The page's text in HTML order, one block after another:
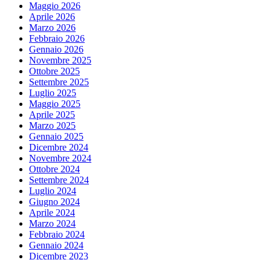
Maggio 2026
Aprile 2026
Marzo 2026
Febbraio 2026
Gennaio 2026
Novembre 2025
Ottobre 2025
Settembre 2025
Luglio 2025
Maggio 2025
Aprile 2025
Marzo 2025
Gennaio 2025
Dicembre 2024
Novembre 2024
Ottobre 2024
Settembre 2024
Luglio 2024
Giugno 2024
Aprile 2024
Marzo 2024
Febbraio 2024
Gennaio 2024
Dicembre 2023